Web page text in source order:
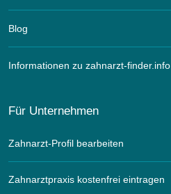
Blog
Informationen zu zahnarzt-finder.info
Für Unternehmen
Zahnarzt-Profil bearbeiten
Zahnarztpraxis kostenfrei eintragen